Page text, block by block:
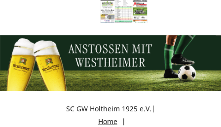
SC GW Holtheim 1925 e.V.
Home